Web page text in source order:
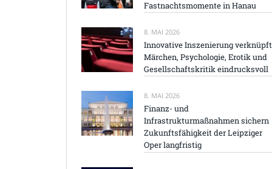
Fastnachtsmomente in Hanau
8. MAI 2026
Innovative Inszenierung verknüpft
Märchen, Psychologie, Erotik und
Gesellschaftskritik eindrucksvoll
8. MAI 2026
Finanz- und
Infrastrukturmaßnahmen sichern
Zukunftsfähigkeit der Leipziger
Oper langfristig